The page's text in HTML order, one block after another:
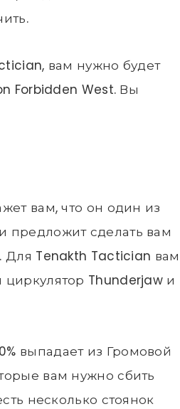
вам нужно будет
Forbidden West. Вы
вам, что он один из
предложит сделать вам
Для Tenakth Tactician вам
Thunderjaw и
выпадает из Громовой
вам нужно сбить
несколько стоянок